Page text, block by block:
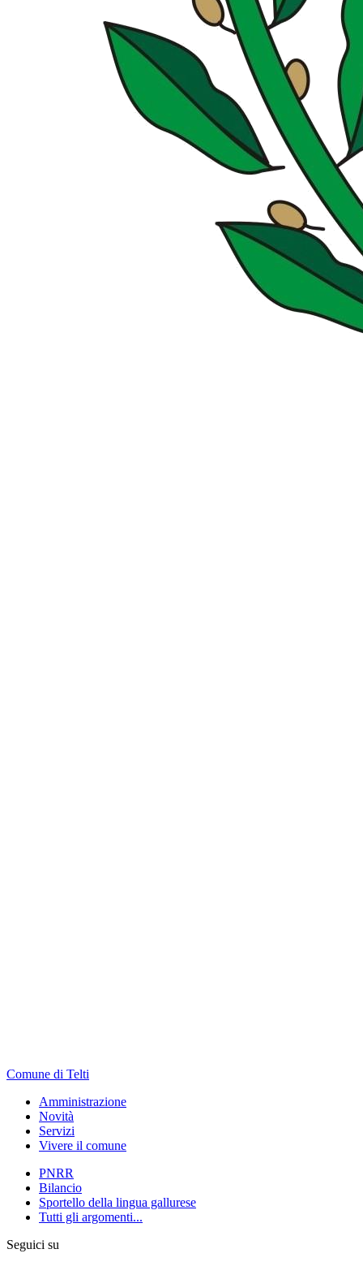
Comune di Telti
Amministrazione
Novità
Servizi
Vivere il comune
PNRR
Bilancio
Sportello della lingua gallurese
Tutti gli argomenti...
Seguici su